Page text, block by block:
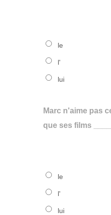
le
l'
lui
Marc n'aime pas
que ses films
le
l'
lui